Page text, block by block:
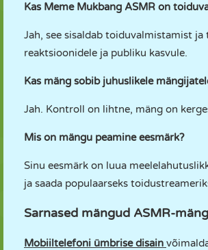
Kas Meme Mukbang ASMR on
Jah, see sisaldab toiduvalmistamist
reaktsioonidele ja publiku kasvule.
Kas mäng sobib juhuslikele
Jah. Kontroll on lihtne, mäng on
Mis on mängu peamine eesmärk?
Sinu eesmärk on luua
ja saada populaarseks
Sarnased mängud ASMR-
Mobiiltelefoni ümbrise disain